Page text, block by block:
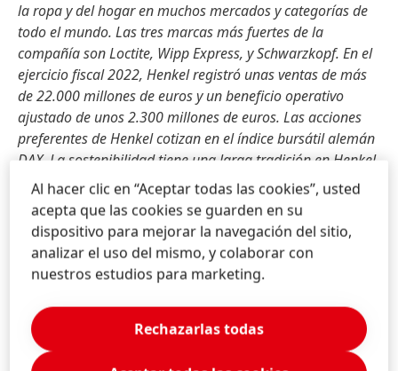
la ropa y del hogar en muchos mercados y categorías de
todo el mundo. Las tres marcas más fuertes de la
compañía son Loctite, Wipp Express, y Schwarzkopf. En el
ejercicio fiscal 2022, Henkel registró unas ventas de más
de 22.000 millones de euros y un beneficio operativo
ajustado de unos 2.300 millones de euros. Las acciones
preferentes de Henkel cotizan en el índice bursátil alemán
DAX. La sostenibilidad tiene una larga tradición en Henkel,
y la empresa tiene una estrategia de sostenibilidad clara
con objetivos concretos. Henkel fue fundada en 1876 y hoy
emplea a un equipo diverso de más de 50.000 personas
en todo el mundo - unidos por una fuerte cultura
corporativa, valores compartidos y un propósito común:
"Pioneers at heart for the good of generations." Más
información en www.henkel.com El material fotográfico
está
disponible en www.henkel.com/pres
Al hacer clic en “Aceptar todas las cookies”, usted
acepta que las cookies se guarden en su
dispositivo para mejorar la navegación del sitio,
analizar el uso del mismo, y colaborar con
nuestros estudios para marketing.
Rechazarlas todas